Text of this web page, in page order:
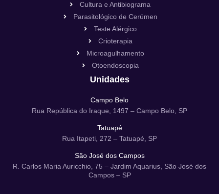
Cultura e Antibiograma
Parasitológico de Cerúmen
Teste Alérgico
Crioterapia
Microagulhamento
Otoendoscopia
Unidades
Campo Belo
Rua República do Iraque, 1497 – Campo Belo, SP
Tatuapé
Rua Itapeti, 272 – Tatuapé, SP
São José dos Campos
R. Carlos Maria Auricchio, 75 – Jardim Aquarius, São José dos
Campos – SP